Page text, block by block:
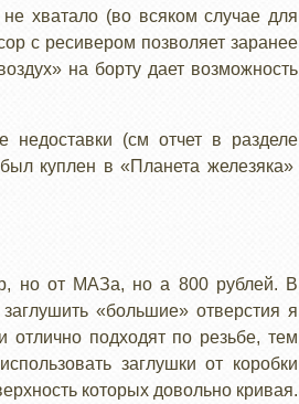
хватало (во всяком случае для
с ресивером позволяет заранее
на борту дает возможность
(см отчет в разделе
куплен в «Планета железяка»
но от МАЗа, но а 800 рублей. В
«большие» отверстия я
подходят по резьбе, тем
заглушки от коробки
которых довольно кривая.